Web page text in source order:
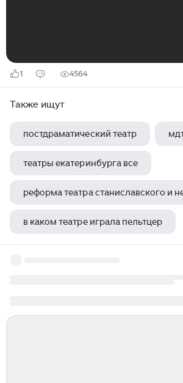
1 4564
Также ищут
постдраматический театр
театры екатеринбурга все
в каком театре играла пельтцер